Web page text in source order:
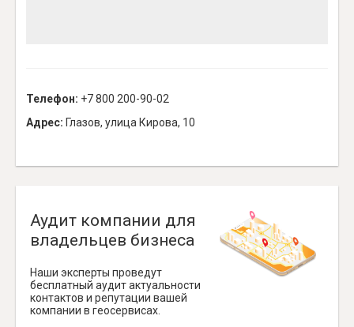
Телефон: +7 800 200-90-02
Адрес: Глазов, улица Кирова, 10
Аудит компании для
владельцев бизнеса
Наши эксперты проведут
бесплатный аудит актуальности
контактов и репутации вашей
компании в геосервисах.